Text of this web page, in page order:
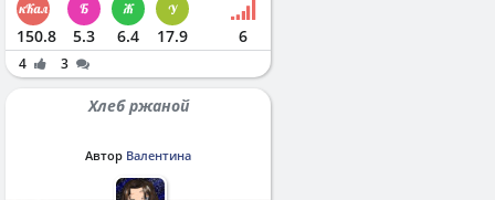
150.8 5.3 6.4 17.9 6
4 3
Хлеб ржаной
Автор Валентина